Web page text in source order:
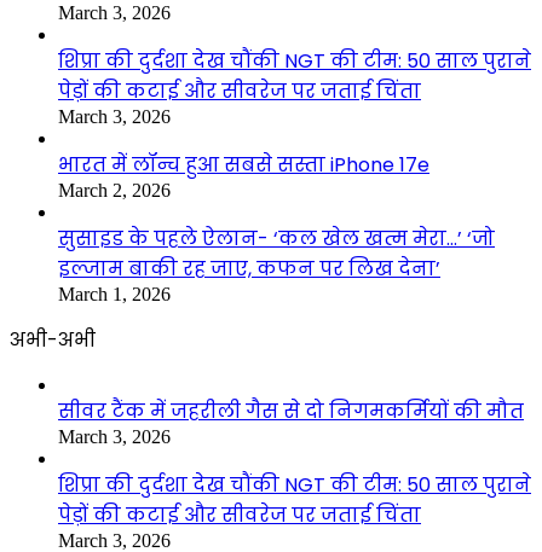
March 3, 2026
शिप्रा की दुर्दशा देख चौंकी NGT की टीम: 50 साल पुराने
पेड़ों की कटाई और सीवरेज पर जताई चिंता
March 3, 2026
भारत में लॉन्च हुआ सबसे सस्ता iPhone 17e
March 2, 2026
सुसाइड के पहले ऐलान- ‘कल खेल खत्म मेरा…’ ‘जो
इल्जाम बाकी रह जाए, कफन पर लिख देना’
March 1, 2026
अभी-अभी
सीवर टैंक में जहरीली गैस से दो निगमकर्मियों की मौत
March 3, 2026
शिप्रा की दुर्दशा देख चौंकी NGT की टीम: 50 साल पुराने
पेड़ों की कटाई और सीवरेज पर जताई चिंता
March 3, 2026